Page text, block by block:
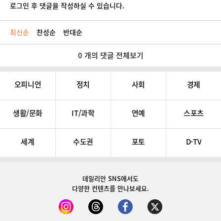
로그인 후 댓글을 작성하실 수 있습니다.
최신순 찬성순 반대순
0 개의 댓글 전체보기
오피니언 정치 사회 경제
생활/문화 IT/과학 연예 스포츠
세계 수도권 포토 D-TV
데일리안 SNS에서도
다양한 컨텐츠를 만나보세요.